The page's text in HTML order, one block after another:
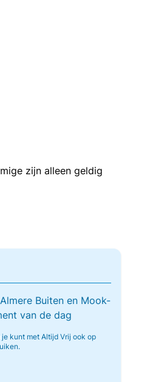
zijn alleen geldig
Buiten en Mook-
van de dag
kunt met Altijd Vrij ook op